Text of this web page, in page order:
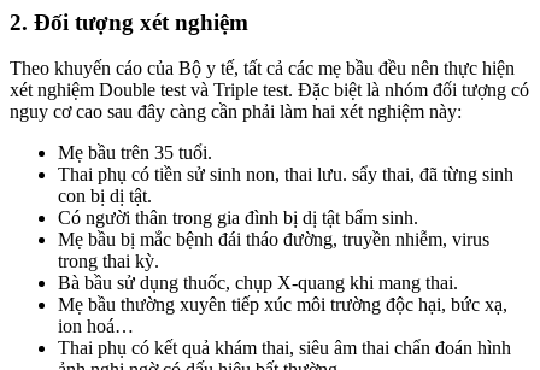
2. Đối tượng xét nghiệm
Theo khuyến cáo của Bộ y tế, tất cả các mẹ bầu đều nên thực hiện
xét nghiệm Double test và Triple test. Đặc biệt là nhóm đối tượng có
nguy cơ cao sau đây càng cần phải làm hai xét nghiệm này:
Mẹ bầu trên 35 tuổi.
Thai phụ có tiền sử sinh non, thai lưu. sẩy thai, đã từng sinh
con bị dị tật.
Có người thân trong gia đình bị dị tật bẩm sinh.
Mẹ bầu bị mắc bệnh đái tháo đường, truyền nhiễm, virus
trong thai kỳ.
Bà bầu sử dụng thuốc, chụp X-quang khi mang thai.
Mẹ bầu thường xuyên tiếp xúc môi trường độc hại, bức xạ,
ion hoá…
Thai phụ có kết quả khám thai, siêu âm thai chẩn đoán hình